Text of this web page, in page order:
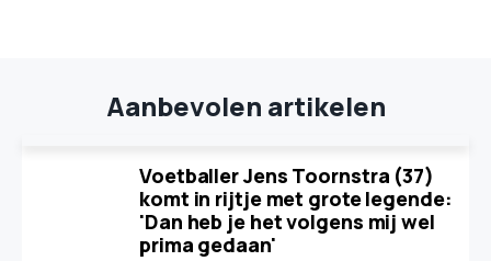
Aanbevolen artikelen
Voetballer Jens Toornstra (37)
komt in rijtje met grote legende:
'Dan heb je het volgens mij wel
prima gedaan'